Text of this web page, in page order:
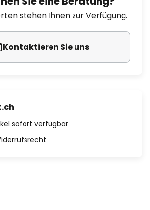
stehen Ihnen zur Verfügung.
Kontaktieren Sie uns
sofort verfügbar